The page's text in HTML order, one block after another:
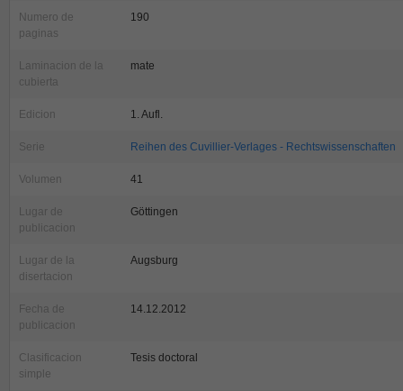
Numero de
paginas
190
Laminacion de la
cubierta
mate
Edicion 1. Aufl.
Serie Reihen des Cuvillier-Verlages - Rechtswissenschaften
Volumen 41
Lugar de
publicacion
Göttingen
Lugar de la
disertacion
Augsburg
Fecha de
publicacion
14.12.2012
Clasificacion
simple
Tesis doctoral